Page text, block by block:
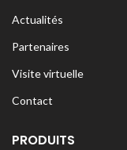
Actualités
Partenaires
Visite virtuelle
Contact
PRODUITS